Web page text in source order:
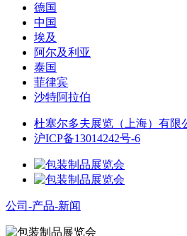
德国
中国
埃及
阿尔及利亚
泰国
菲律宾
沙特阿拉伯
杜塞尔多夫展览（上海）有限
沪ICP备13014242号-6
公司-产品-新闻